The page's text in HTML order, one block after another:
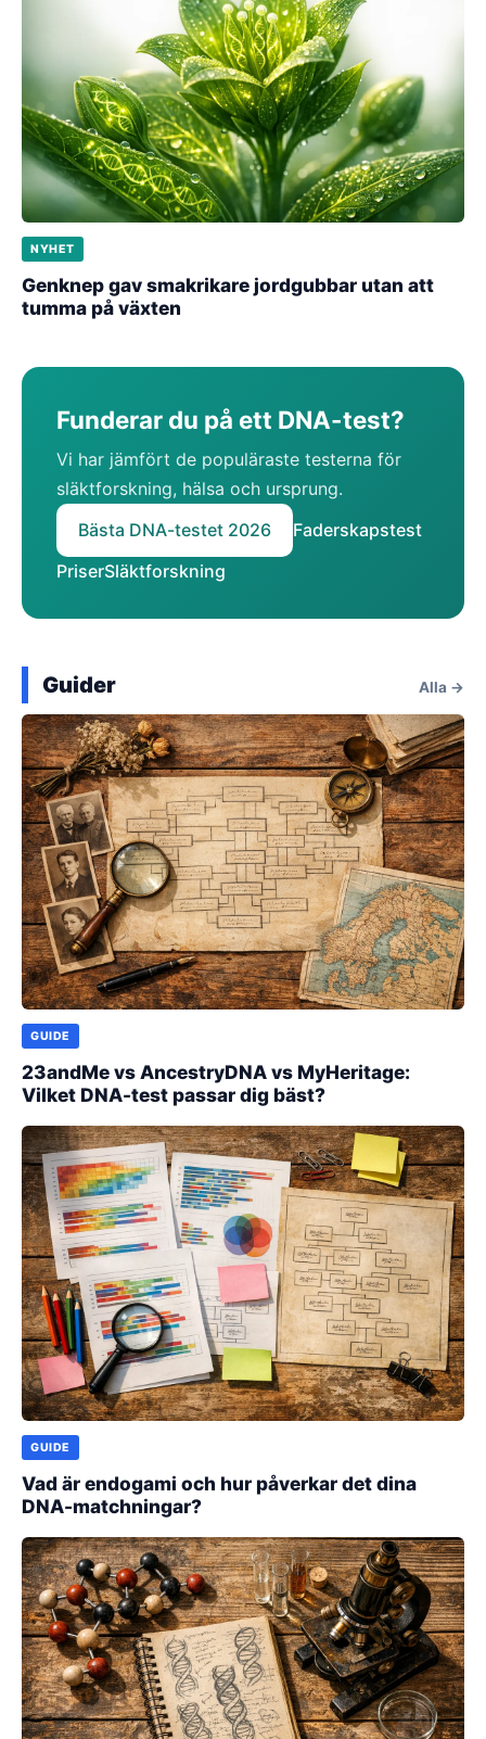
NYHET
Genknep gav smakrikare jordgubbar utan att
tumma på växten
Funderar du på ett DNA-test?
Vi har jämfört de populäraste testerna för
släktforskning, hälsa och ursprung.
Bästa DNA-testet 2026
Faderskapstest
PriserSläktforskning
Guider Alla →
GUIDE
23andMe vs AncestryDNA vs MyHeritage:
Vilket DNA-test passar dig bäst?
GUIDE
Vad är endogami och hur påverkar det dina
DNA-matchningar?